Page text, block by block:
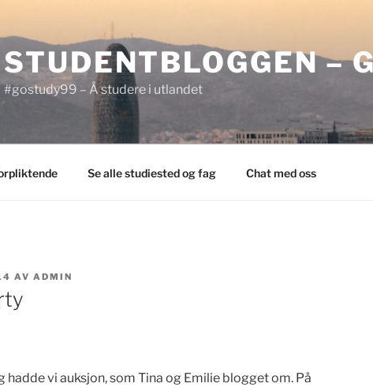
STUDENTBLOGGEN –
#gostudy99 – Å studere i utlandet
Se alle studiested og fag Chat med oss
AV ADMIN
hadde vi auksjon, som Tina og Emilie blogget om. På